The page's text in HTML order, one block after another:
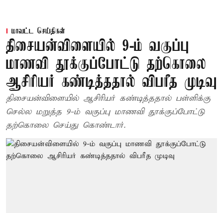
மாவட்ட செய்திகள்
திசையன்விளையில் 9-ம் வகுப்பு
மாணவி தூக்குப்போட்டு தற்கொலை
ஆசிரியர் கண்டித்ததால் விபரீத முடிவு
திசையன்விளையில் ஆசிரியர் கண்டித்ததால் பள்ளிக்கு
செல்ல மறுத்த 9-ம் வகுப்பு மாணவி தூக்குப்போட்டு
தற்கொலை செய்து கொண்டார்.